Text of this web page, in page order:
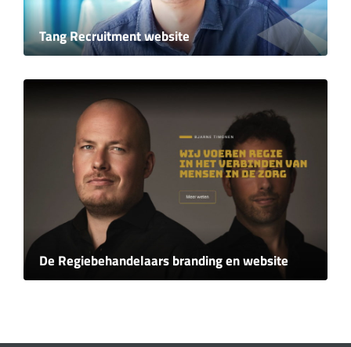
Tang Recruitment website
De Regiebehandelaars branding en website